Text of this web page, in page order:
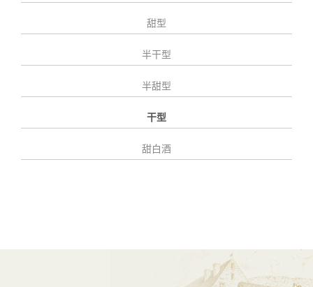
甜型
半干型
半甜型
干型
甜白酒